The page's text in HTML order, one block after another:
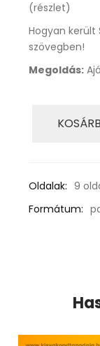
(részlet)
Hogyan került
szövegben!
Megoldás:
Oldalak: 9
Formátum: